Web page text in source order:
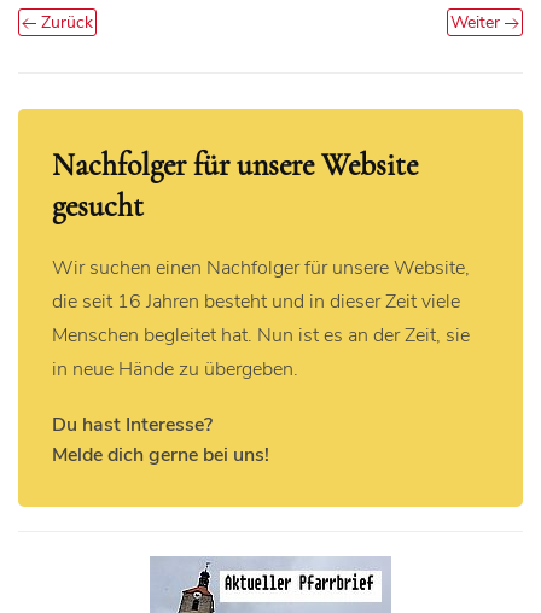
Zurück Weiter
Nachfolger für unsere Website
gesucht
Wir suchen einen Nachfolger für unsere Website,
die seit 16 Jahren besteht und in dieser Zeit viele
Menschen begleitet hat. Nun ist es an der Zeit, sie
in neue Hände zu übergeben.
Du hast Interesse?
Melde dich gerne bei uns!